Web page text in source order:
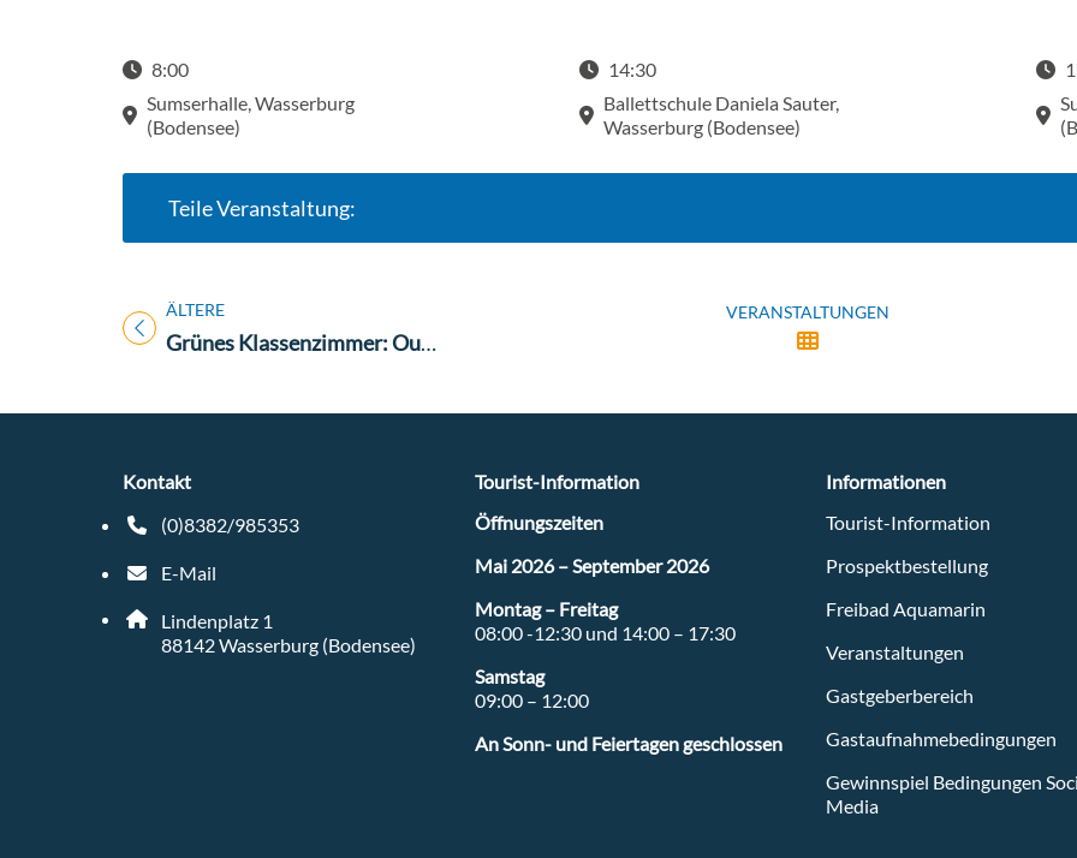
8:00
Sumserhalle, Wasserburg
(Bodensee)
14:30
Ballettschule Daniela Sauter,
Wasserburg (Bodensee)
Teile Veranstaltung:
ÄLTERE
Titel für Veranstaltung
Grünes Klassenzimmer: Outdoor Kitchen
VERANSTALTUNGEN
Kontakt
(0)8382/985353
Telefonnummer: 4 9 8 3 8 2 9 8 5 3 5 3
E-Mail
E-Mail Adresse: tourist-info@wasserburg-bodensee.de
Adresse:
Lindenplatz 1
88142, 8 8 1 4 2
Wasserburg (Bodensee)
Tourist-Information
Öffnungszeiten
Mai 2026 – September 2026
Montag – Freitag
08:00 -12:30 und 14:00 – 17:30
Samstag
09:00 – 12:00
An Sonn- und Feiertagen geschlossen
Informationen
Tourist-Information
Prospektbestellung
Freibad Aquamarin
Veranstaltungen
Gastgeberbereich
Gastaufnahmebedingungen
Gewinnspiel Bedingungen
Media